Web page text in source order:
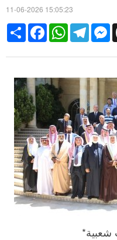
11-06-2026 15:05:23
Share
FacebookWhatsAppTelegramMessenger
شعبية*